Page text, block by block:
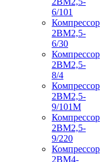
6/101
Компрессор
2ВМ2,5-
6/30
Компрессор
2ВМ2,5-
8/4
Компрессор
2ВМ2,5-
9/101М
Компрессор
2ВМ2,5-
9/220
Компрессор
2ВМ4-